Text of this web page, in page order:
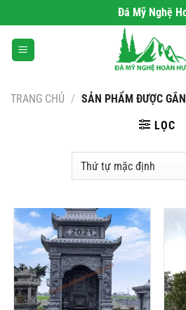
qua
nội
dung
Đá Mỹ Nghệ
TRANG CHỦ / SẢN PHẨM ĐƯỢC
LỌC